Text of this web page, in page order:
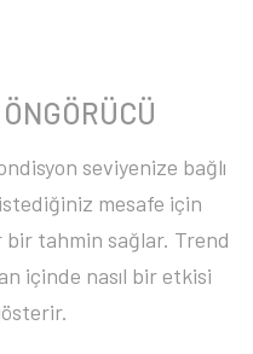
seviyenize bağlı
mesafe için
bir tahmin sağlar. Trend
içinde nasıl bir etkisi